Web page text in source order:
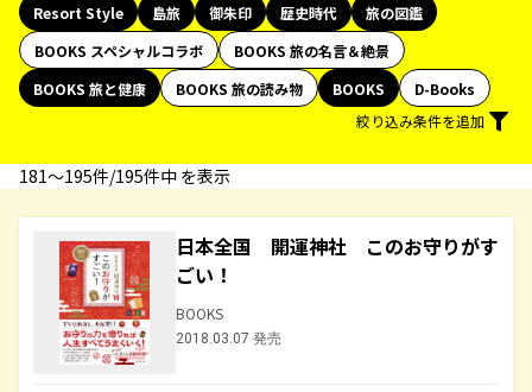
Resort Style
島旅 御朱印 歴史時代
旅の図鑑
BOOKS スペシャルコラボ
BOOKS 旅の名言＆絶景
BOOKS 旅と健康
BOOKS 旅の読み物 BOOKS
D-Books
絞り込み条件を追加
181〜195件/195件中 を表示
日本全国 開運神社 このお守りがす
ごい！
BOOKS
2018.03.07 発売